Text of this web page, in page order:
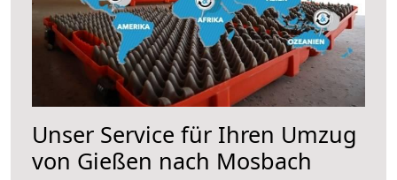
Unser Service für Ihren Umzug
von Gießen nach Mosbach